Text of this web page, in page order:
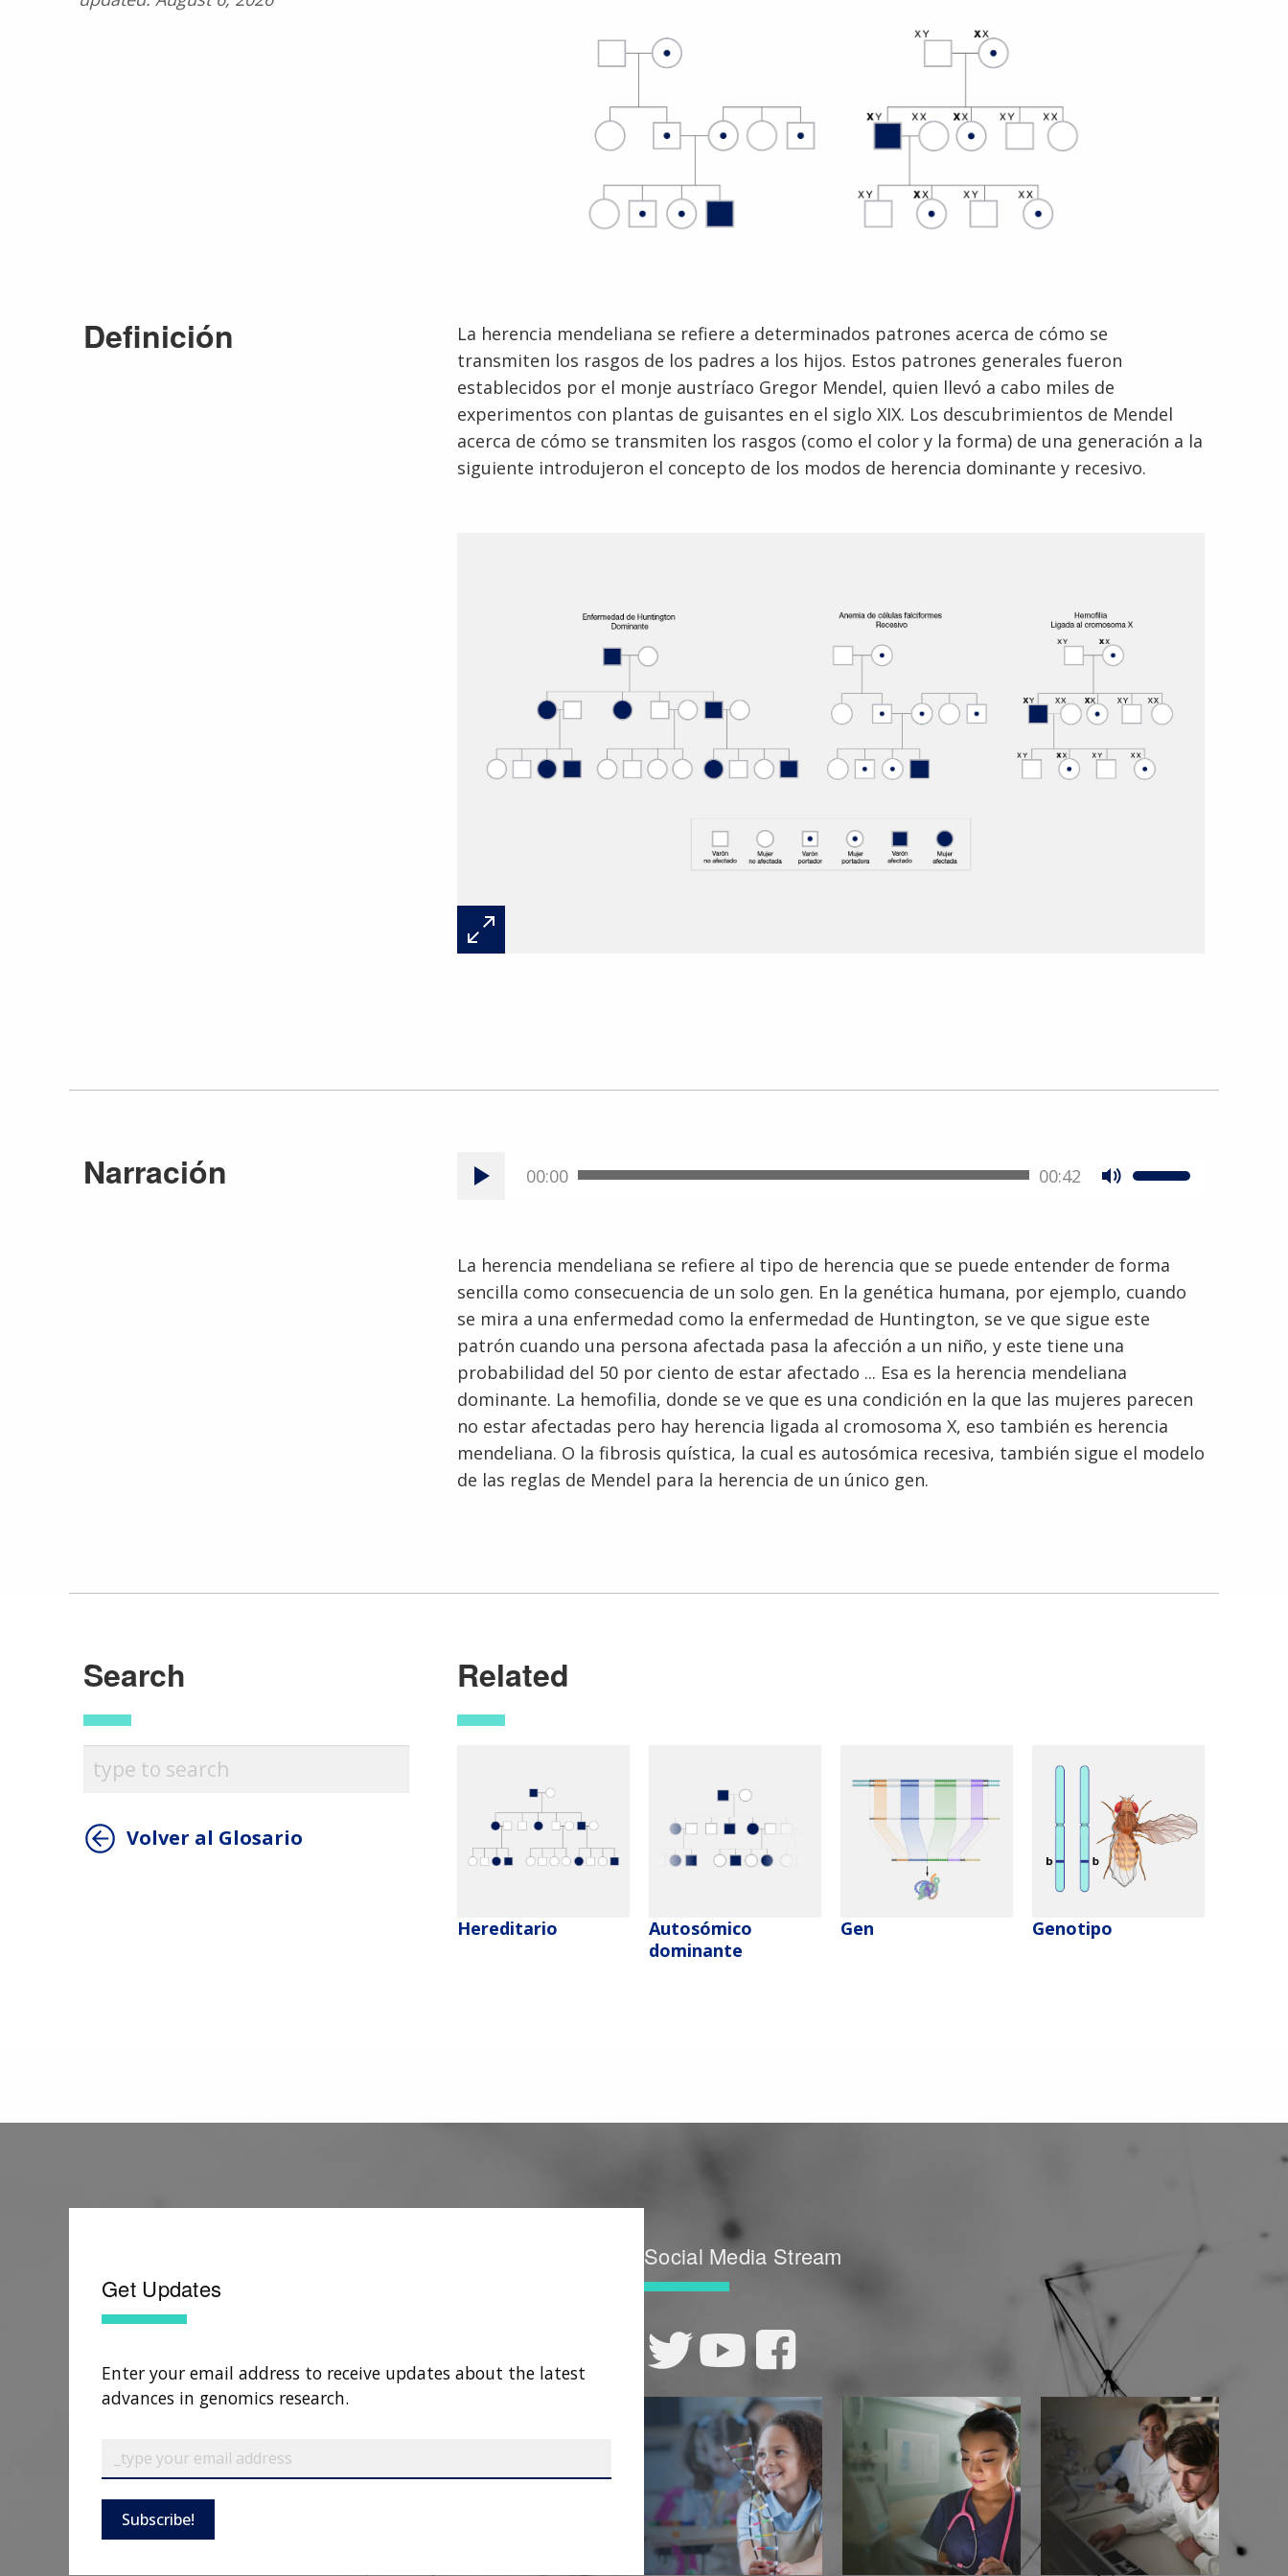
Definición
La herencia mendeliana se refiere a determinados patrones acerca de cómo se
transmiten los rasgos de los padres a los hijos. Estos patrones generales fueron
establecidos por el monje austríaco Gregor Mendel, quien llevó a cabo miles de
experimentos con plantas de guisantes en el siglo XIX. Los descubrimientos de Mendel
acerca de cómo se transmiten los rasgos (como el color y la forma) de una generación a la
siguiente introdujeron el concepto de los modos de herencia dominante y recesivo.
Narración 00:00 00:42
La herencia mendeliana se refiere al tipo de herencia que se puede entender de forma
sencilla como consecuencia de un solo gen. En la genética humana, por ejemplo, cuando
se mira a una enfermedad como la enfermedad de Huntington, se ve que sigue este
patrón cuando una persona afectada pasa la afección a un niño, y este tiene una
probabilidad del 50 por ciento de estar afectado ... Esa es la herencia mendeliana
dominante. La hemofilia, donde se ve que es una condición en la que las mujeres parecen
no estar afectadas pero hay herencia ligada al cromosoma X, eso también es herencia
mendeliana. O la fibrosis quística, la cual es autosómica recesiva, también sigue el modelo
de las reglas de Mendel para la herencia de un único gen.
Search
Volver al Glosario
Related
Hereditario
Autosómico
dominante
Gen Genotipo
Get Updates
Enter your email address to receive updates about the latest
advances in genomics research.
Subscribe!
Social Media Stream